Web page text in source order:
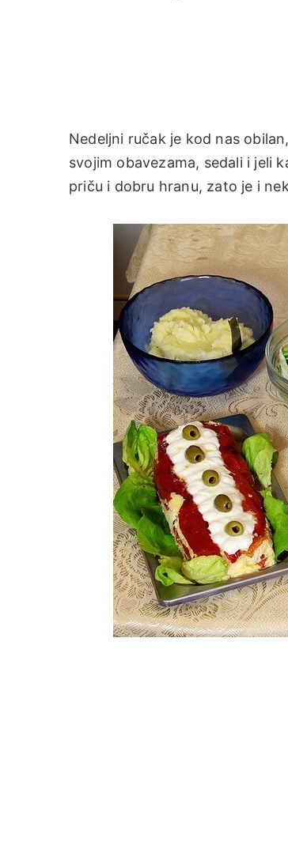
Nedeljni ručak je kod nas
svojim obavezama, sedali i jeli
priču i dobru hranu, zato je i